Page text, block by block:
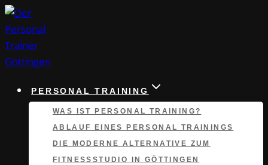
Zum
Inhalt
springen
PERSONAL TRAINING
WAS IST PERSONAL TRAINING?
ABLAUF EINES PERSONAL TRAININGS
DIE MODERNE ALTERNATIVE ZUM
FITNESSSTUDIO IN GÖTTINGEN